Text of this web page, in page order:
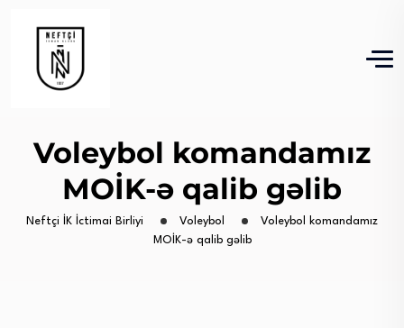
Voleybol komandamız
MOİK-ə qalib gəlib
Neftçi İK İctimai Birliyi Voleybol
Voleybol komandamız
MOİK-ə qalib gəlib